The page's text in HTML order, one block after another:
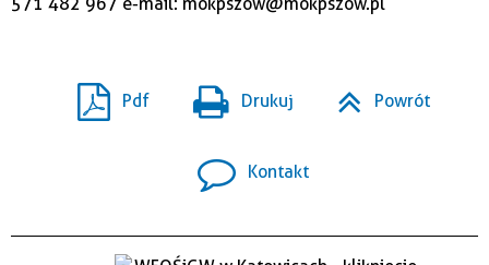
571 482 967 e-mail: mokpszow@mokpszow.pl
Pdf Drukuj Powrót
Kontakt